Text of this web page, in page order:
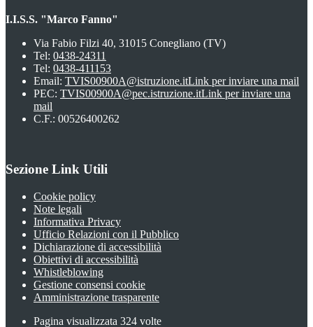
I.I.S.S. "Marco Fanno"
Via Fabio Filzi 40, 31015 Conegliano (TV)
Tel: 0438-24311
Tel: 0438-411153
Email: TVIS00900A@istruzione.itLink per inviare una mail
PEC: TVIS00900A@pec.istruzione.itLink per inviare una
mail
C.F.: 00526400262
Sezione Link Utili
Cookie policy
Note legali
Informativa Privacy
Ufficio Relazioni con il Pubblico
Dichiarazione di accessibilità
Obiettivi di accessibilità
Whistleblowing
Gestione consensi cookie
Amministrazione trasparente
Pagina visualizzata 324 volte